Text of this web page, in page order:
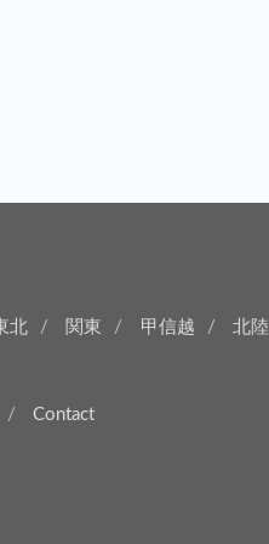
北 関東 甲信越 北陸
Contact